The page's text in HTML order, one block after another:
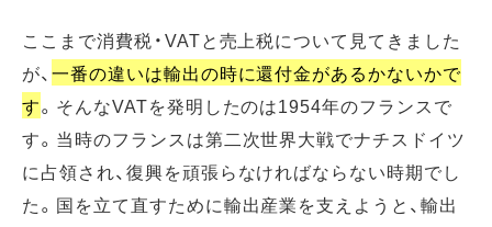
ここまで消費税・VATと売上税について見てきました
が、一番の違いは輸出の時に還付金があるかないかで
す。そんなVATを発明したのは1954年のフランスで
す。当時のフランスは第二次世界大戦でナチスドイツ
に占領され、復興を頑張らなければならない時期でし
た。国を立て直すために輸出産業を支えようと、輸出